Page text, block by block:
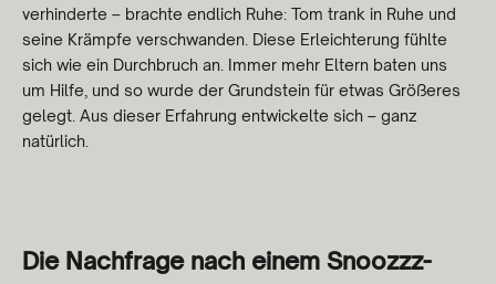
verhinderte – brachte endlich Ruhe: Tom trank in Ruhe und
seine Krämpfe verschwanden. Diese Erleichterung fühlte
sich wie ein Durchbruch an. Immer mehr Eltern baten uns
um Hilfe, und so wurde der Grundstein für etwas Größeres
gelegt. Aus dieser Erfahrung entwickelte sich – ganz
natürlich.
Die Nachfrage nach einem Snoozzz-